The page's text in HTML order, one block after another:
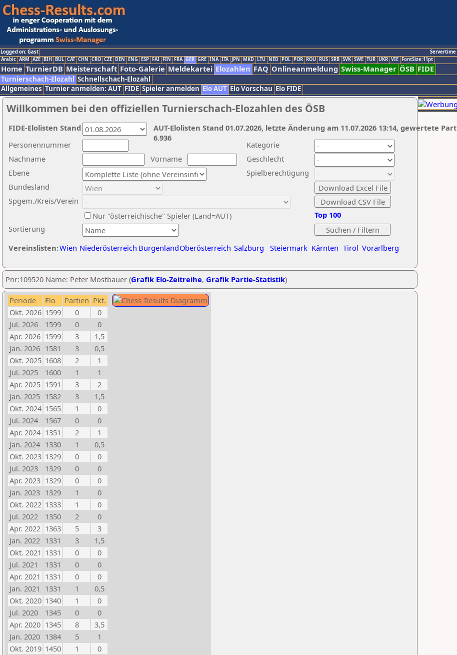
Logged on: Gast
Servertime
Arabic ARM AZE BIH BUL CAT CHN CRO CZE DEN ENG ESP FAI FIN FRA GER GRE INA ITA JPN MKD LTU NED POL POR ROU RUS SRB SVK SWE TUR UKR VIE FontSize:11pt
Home TurnierDB Meisterschaft Foto-Galerie Meldekartei Elozahlen FAQ Onlineanmeldung Swiss-Manager ÖSB FIDE
Turnierschach-Elozahl Schnellschach-Elozahl
Allgemeines Turnier anmelden: AUT FIDE Spieler anmelden Elo AUT Elo Vorschau Elo FIDE
Willkommen bei den offiziellen Turnierschach-Elozahlen des ÖSB
Nachname
Vorname
Ebene
Kategorie
Sortierung
Personennummer
Bundesland
Spgem./Kreis/Verein
Geschlecht
Nur "österreichische" Spieler (Land=AUT)
Spielberechtigung
Vereinslisten:Wien Niederösterreich BurgenlandOberösterreich Salzburg Steiermark Kärnten Tirol Vorarlberg
Top 100
AUT-Elolisten Stand 01.07.2026, letzte Änderung am 11.07.2026 13:14, gewertete
6.936
FIDE-Elolisten Stand
Pnr:109520 Name: Peter Mostbauer (Grafik Elo-Zeitreihe, Grafik Partie-Statistik)
Periode Elo Partien Pkt.
Okt. 2026 1599 0
0
Jul. 2026
1599 0
0
Apr. 2026 1599 3
1,5
Jan. 2026 1581 3
0,5
Okt. 2025 1608 2
1
Jul. 2025
1600 1
1
Apr. 2025 1591 3
2
Jan. 2025 1582 3
1,5
Okt. 2024 1565 1
0
Jul. 2024
1567 0
0
Apr. 2024 1351 2
1
Jan. 2024 1330 1
0,5
Okt. 2023 1329 0
0
Jul. 2023
1329 0
0
Apr. 2023 1329 0
0
Jan. 2023 1329 1
0
Okt. 2022 1333 1
0
Jul. 2022
1350 2
0
Apr. 2022 1363 5
3
Jan. 2022 1331 3
1,5
Okt. 2021 1331 0
0
Jul. 2021
1331 0
0
Apr. 2021 1331 0
0
Jan. 2021
1331 1
0,5
Okt. 2020 1340 1
0
Jul. 2020
1345 0
0
Apr. 2020 1345 8
3,5
Jan. 2020 1384 5
1
Okt. 2019 1450 1
0